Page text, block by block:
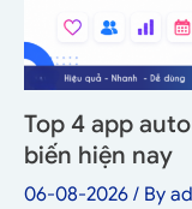
Top 4 app
biến hiện nay
06-08-2026 / By